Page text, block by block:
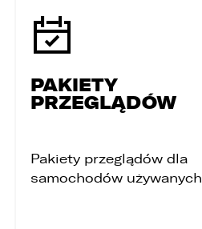
PAKIETY
PRZEGLĄDÓW
Pakiety przeglądów dla
samochodów używanych